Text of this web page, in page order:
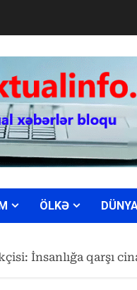
ÖLKƏ
İnsanlığa qarşı